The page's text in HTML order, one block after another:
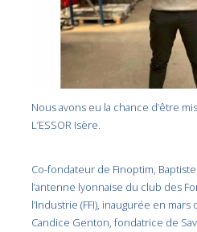
Nous avons eu la chance d’être
L’ESSOR Isère.
Co-fondateur de Finoptim,
l’antenne lyonnaise du club des
l’Industrie (FFI), inaugurée en
Candice Genton, fondatrice de